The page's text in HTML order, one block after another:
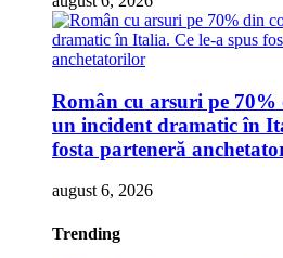
Român cu arsuri pe
un incident dramatic în
fosta parteneră
august 6, 2026
Trending